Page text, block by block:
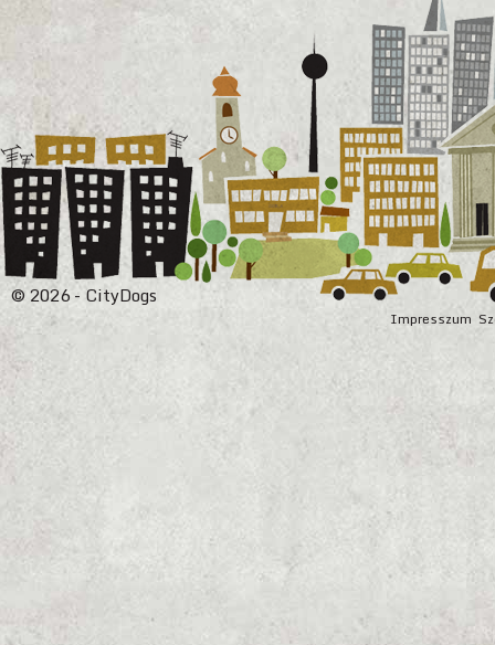
Impresszum
© 2026 - CityDogs